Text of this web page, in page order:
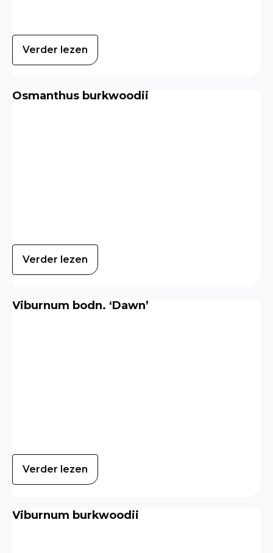
Verder lezen
Osmanthus burkwoodii
Verder lezen
Viburnum bodn. ‘Dawn’
Verder lezen
Viburnum burkwoodii